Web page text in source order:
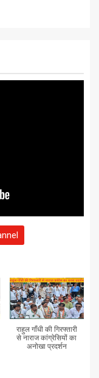
राहुल गाँधी की गिरफ्तारी
से नाराज कांग्रेसियों का
अनोखा प्रदर्शन